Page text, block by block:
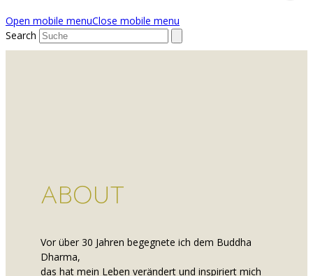
Open mobile menuClose mobile menu
Search
ABOUT
Vor über 30 Jahren begegnete ich dem Buddha
Dharma,
das hat mein Leben verändert und inspiriert mich